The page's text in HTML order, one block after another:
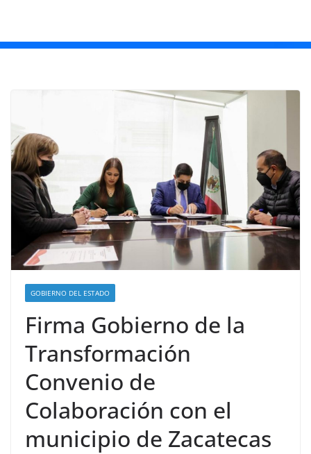
GOBIERNO DEL ESTADO
Firma Gobierno de la
Transformación
Convenio de
Colaboración con el
municipio de Zacatecas